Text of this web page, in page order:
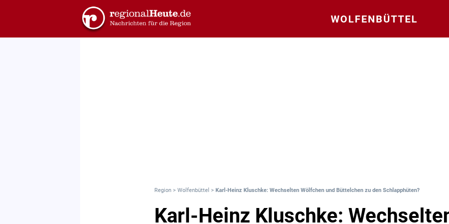
WOLFENBÜTTEL
Region > Wolfenbüttel > Karl-Heinz Kluschke: Wechselten Wölfchen und Büttelchen zu den Schlapphüten?
Karl-Heinz Kluschke: